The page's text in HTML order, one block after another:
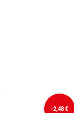
-2,48 €